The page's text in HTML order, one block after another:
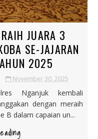
JUARA 3
SE-JAJARAN
2025
November 30, 2025
Nganjuk kembali
dengan meraih
B dalam capaian un...